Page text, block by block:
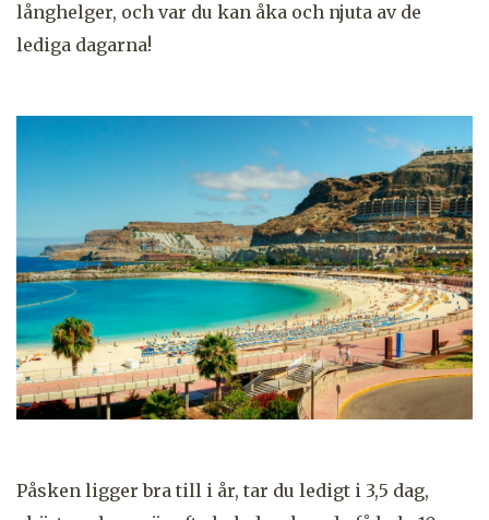
långhelger, och var du kan åka och njuta av de
lediga dagarna!
Påsken ligger bra till i år, tar du ledigt i 3,5 dag,